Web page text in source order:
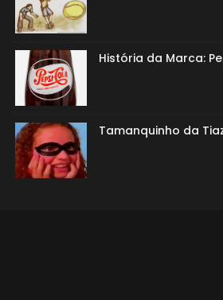
História da Marca:
Tamanquinho da